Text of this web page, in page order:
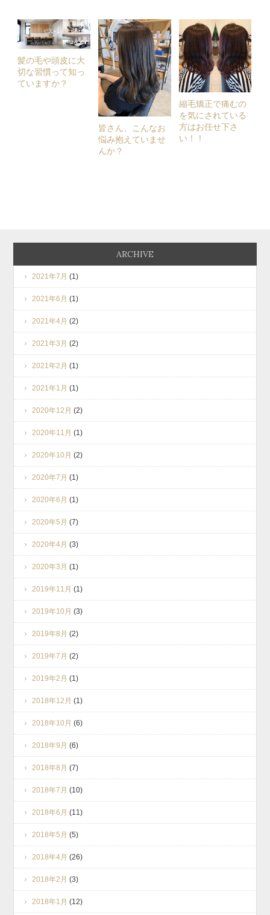
髪の毛や頭皮に大
切な習慣って知っ
ていますか？
皆さん、こんなお
悩み抱えていませ
んか？
縮毛矯正で痛むの
を気にされている
方はお任せ下さ
い！！
ARCHIVE
2021年7月 (1)
2021年6月 (1)
2021年4月 (2)
2021年3月 (2)
2021年2月 (1)
2021年1月 (1)
2020年12月 (2)
2020年11月 (1)
2020年10月 (2)
2020年7月 (1)
2020年6月 (1)
2020年5月 (7)
2020年4月 (3)
2020年3月 (1)
2019年11月 (1)
2019年10月 (3)
2019年8月 (2)
2019年7月 (2)
2019年2月 (1)
2018年12月 (1)
2018年10月 (6)
2018年9月 (6)
2018年8月 (7)
2018年7月 (10)
2018年6月 (11)
2018年5月 (5)
2018年4月 (26)
2018年2月 (3)
2018年1月 (12)